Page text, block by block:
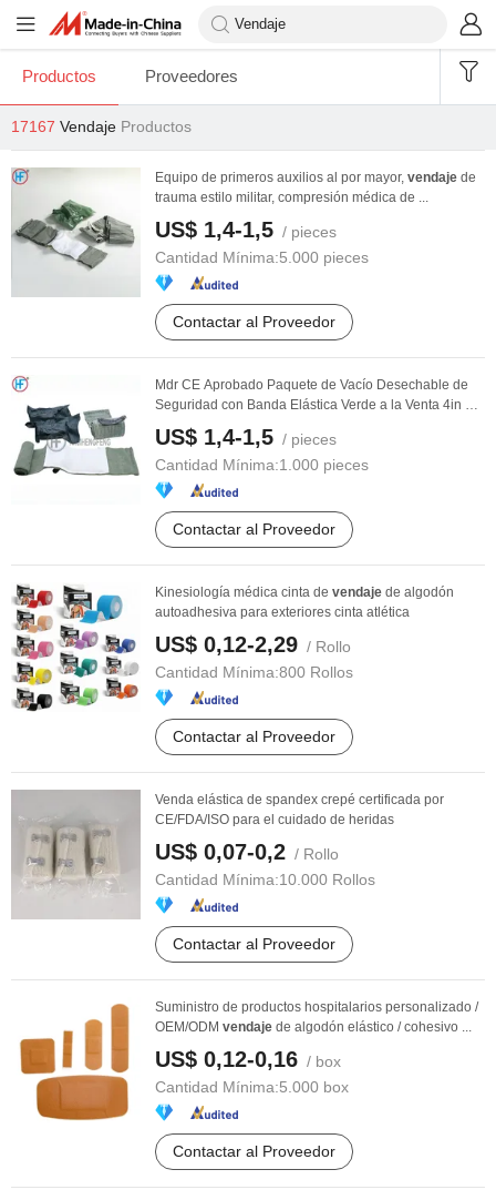
Productos Proveedores
17167 Vendaje Productos
Equipo de primeros auxilios al por mayor, vendaje de
trauma estilo militar, compresión médica de ...
US$ 1,4-1,5 / pieces
Cantidad Mínima:5.000 pieces
Contactar al Proveedor
Mdr CE Aprobado Paquete de Vacío Desechable de
Seguridad con Banda Elástica Verde a la Venta 4in en
US$ 1,4-1,5 / pieces
Cantidad Mínima:1.000 pieces
Contactar al Proveedor
Kinesiología médica cinta de vendaje de algodón
autoadhesiva para exteriores cinta atlética
US$ 0,12-2,29 / Rollo
Cantidad Mínima:800 Rollos
Contactar al Proveedor
Venda elástica de spandex crepé certificada por
CE/FDA/ISO para el cuidado de heridas
US$ 0,07-0,2 / Rollo
Cantidad Mínima:10.000 Rollos
Contactar al Proveedor
Suministro de productos hospitalarios personalizado /
OEM/ODM vendaje de algodón elástico / cohesivo ...
US$ 0,12-0,16 / box
Cantidad Mínima:5.000 box
Contactar al Proveedor